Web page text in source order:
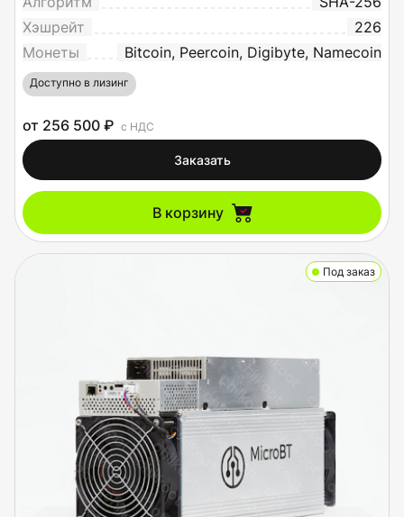
Хэшрейт
226
Монеты
Bitcoin, Peercoin, Digibyte, Namecoin
Доступно в лизинг
от 256 500 ₽ с НДС
Заказать
В корзину
Под заказ